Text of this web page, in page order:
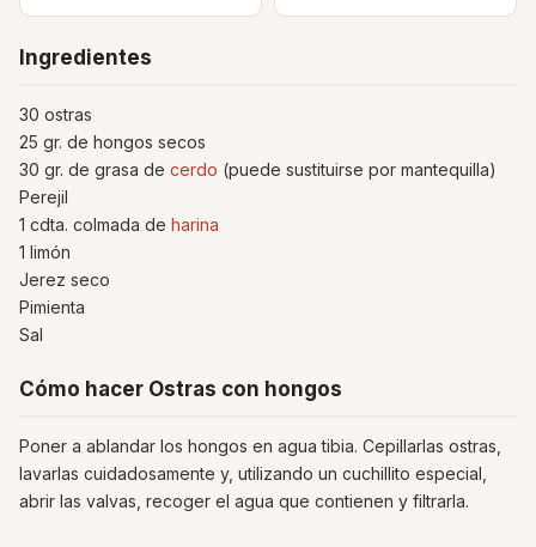
Ingredientes
30 ostras
25 gr. de hongos secos
30 gr. de grasa de cerdo (puede sustituirse por mantequilla)
Perejil
1 cdta. colmada de harina
1 limón
Jerez seco
Pimienta
Sal
Cómo hacer Ostras con hongos
Poner a ablandar los hongos en agua tibia. Cepillarlas ostras,
lavarlas cuidadosamente y, utilizando un cuchillito especial,
abrir las valvas, recoger el agua que contienen y filtrarla.